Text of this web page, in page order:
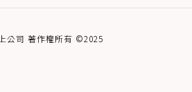
公司 著作權所有 ©2025